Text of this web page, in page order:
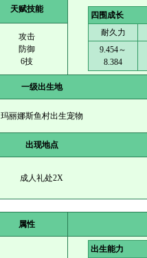
四围成长
耐久力
9.454～
8.384
天赋技能
攻击
防御
6技
一级出生地
玛丽娜斯鱼村出生宠物
出现地点
成人礼处2X
属性
出生能力